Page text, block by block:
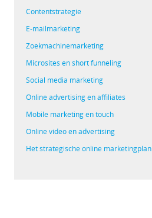
Contentstrategie
E-mailmarketing
Zoekmachinemarketing
Microsites en short funneling
Social media marketing
Online advertising en affiliates
Mobile marketing en touch
Online video en advertising
Het strategische online marketingplan